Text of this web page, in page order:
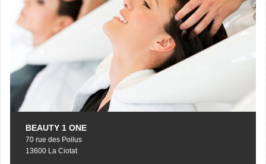
BEAUTY 1 ONE
70 rue des Poilus
13600 La Ciotat